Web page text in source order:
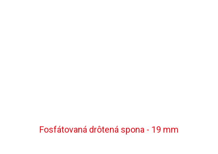
Fosfátovaná drôtená spona - 19 mm